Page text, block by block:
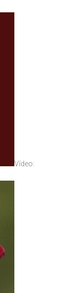
Vídeo: